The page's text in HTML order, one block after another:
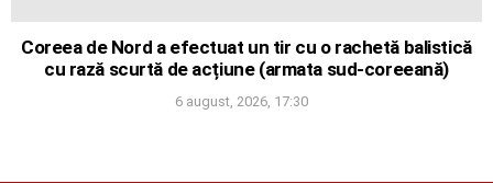
Coreea de Nord a efectuat un tir cu o rachetă balistică
cu rază scurtă de acțiune (armata sud-coreeană)
6 august, 2026, 17:30